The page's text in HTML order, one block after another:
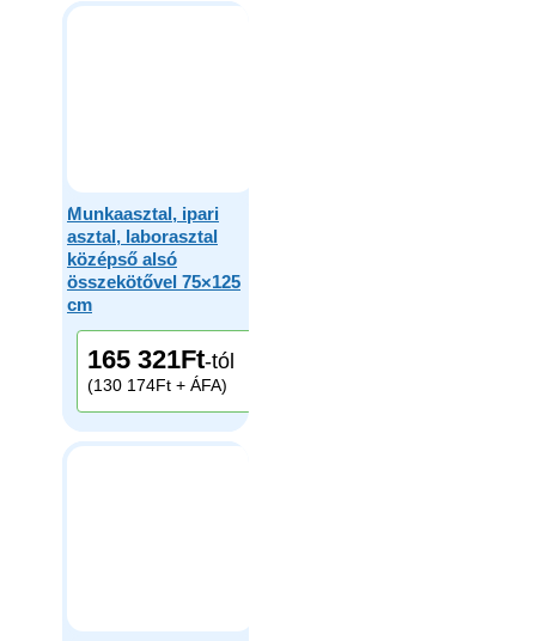
Munkaasztal, ipari
asztal, laborasztal
középső alsó
összekötővel 75×125
cm
165 321Ft-tól
(130 174Ft + ÁFA)